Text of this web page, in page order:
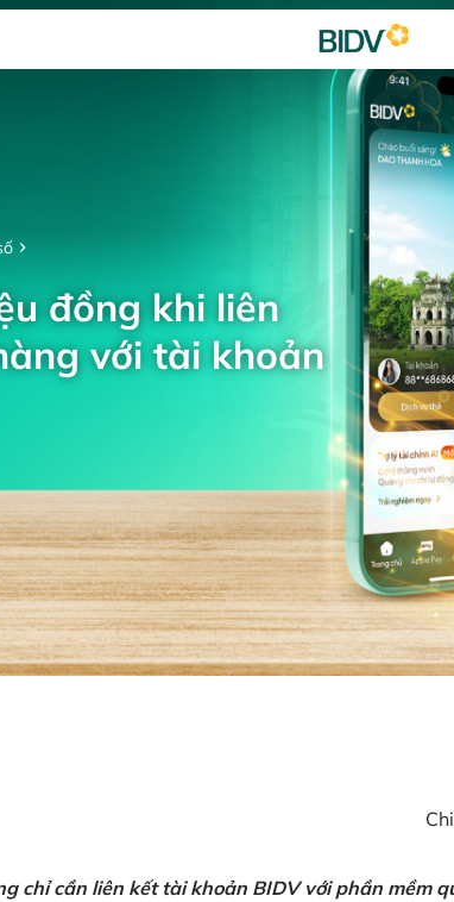
đồng khi liên
với tài khoản
chỉ cần liên kết tài khoản BIDV với phần mềm